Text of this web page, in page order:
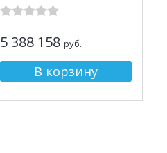
5 388 158 руб.